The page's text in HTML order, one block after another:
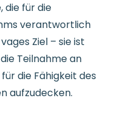
die für die
verantwortlich
Ziel – sie ist
Teilnahme an
die Fähigkeit des
aufzudecken.